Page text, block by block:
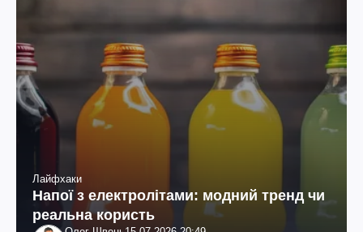
Лайфхаки
Напої з електролітами: модний тренд чи
реальна користь